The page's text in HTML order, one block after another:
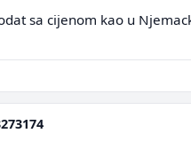
sa cijenom kao u